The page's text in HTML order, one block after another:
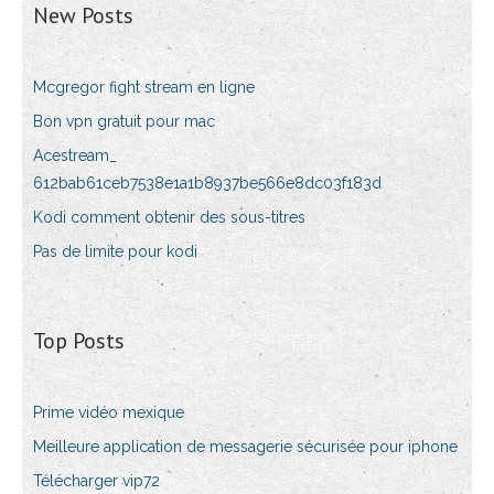
New Posts
Mcgregor fight stream en ligne
Bon vpn gratuit pour mac
Acestream_
612bab61ceb7538e1a1b8937be566e8dc03f183d
Kodi comment obtenir des sous-titres
Pas de limite pour kodi
Top Posts
Prime vidéo mexique
Meilleure application de messagerie sécurisée pour iphone
Télécharger vip72